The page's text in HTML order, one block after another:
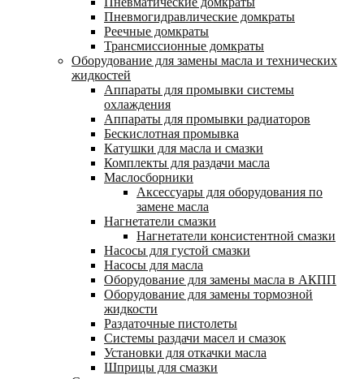
Пневмогидравлические домкраты
Реечные домкраты
Трансмиссионные домкраты
Оборудование для замены масла и технических
жидкостей
Аппараты для промывки системы
охлаждения
Аппараты для промывки радиаторов
Бескислотная промывка
Катушки для масла и смазки
Комплекты для раздачи масла
Маслосборники
Аксессуары для оборудования по
замене масла
Нагнетатели смазки
Нагнетатели консистентной смазки
Насосы для густой смазки
Насосы для масла
Оборудование для замены масла в АКПП
Оборудование для замены тормозной
жидкости
Раздаточные пистолеты
Системы раздачи масел и смазок
Установки для откачки масла
Шприцы для смазки